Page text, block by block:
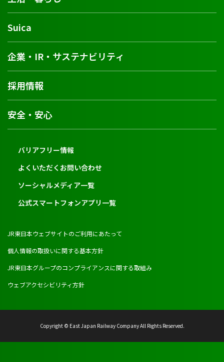
Suica
企業・IR・サステナビリティ
採用情報
安全・安心
バリアフリー情報
よくいただくお問い合わせ
ソーシャルメディア一覧
公式スマートフォンアプリ一覧
JR東日本ウェブサイトのご利用にあたって
個人情報の取扱いに関する基本方針
JR東日本グループのコンプライアンスに関する取組み
ウェブアクセシビリティ方針
Copyright © East Japan Railway Company All Rights Reserved.